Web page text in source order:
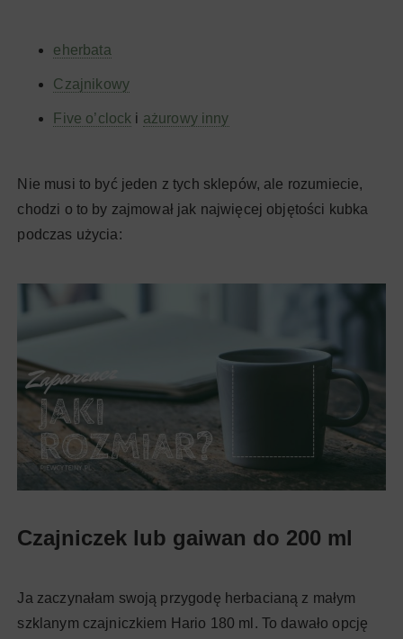
eherbata
Czajnikowy
Five o’clock i ażurowy inny
Nie musi to być jeden z tych sklepów, ale rozumiecie,
chodzi o to by zajmował jak najwięcej objętości kubka
podczas użycia:
Czajniczek lub gaiwan do 200 ml
Ja zaczynałam swoją przygodę herbacianą z małym
szklanym czajniczkiem Hario 180 ml. To dawało opcję